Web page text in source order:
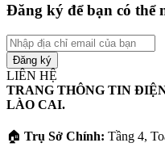
Đăng ký để bạn có thể
Nhập
địa
chỉ
email
của
bạn
LIÊN HỆ
TRANG THÔNG TIN
LÀO CAI.
🏠 Trụ Sở Chính: Tầng 4,